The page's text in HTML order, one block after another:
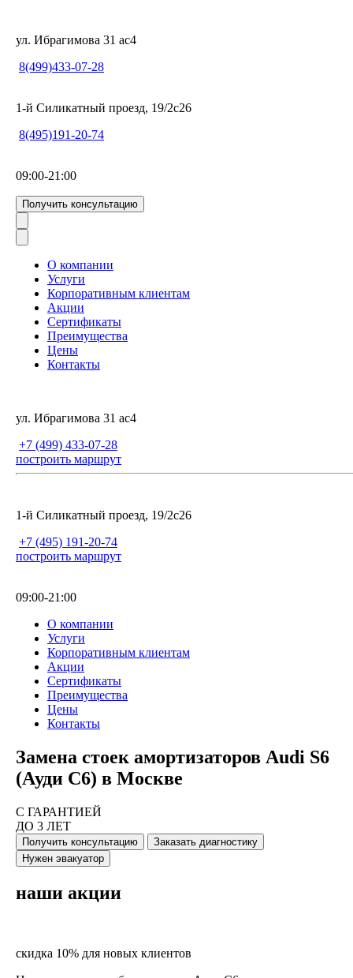
ул. Ибрагимова 31 ас4
8(499)433-07-28
1-й Силикатный проезд, 19/2с26
8(495)191-20-74
09:00-21:00
Получить консультацию
О компании
Услуги
Корпоративным клиентам
Акции
Сертификаты
Преимущества
Цены
Контакты
ул. Ибрагимова 31 ас4
+7 (499) 433-07-28
построить маршрут
1-й Силикатный проезд, 19/2с26
+7 (495) 191-20-74
построить маршрут
09:00-21:00
О компании
Услуги
Корпоративным клиентам
Акции
Сертификаты
Преимущества
Цены
Контакты
Замена стоек амортизаторов Audi S6
(Ауди С6) в Москве
С ГАРАНТИЕЙ
ДО 3 ЛЕТ
Получить консультацию
Заказать диагностику
Нужен эвакуатор
наши акции
скидка 10% для новых клиентов